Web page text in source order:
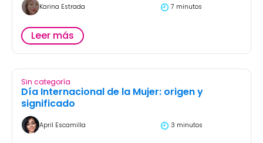
Karina Estrada 7 minutos
Leer más
Sin categoría
Día Internacional de la Mujer: origen y
significado
April Escamilla 3 minutos